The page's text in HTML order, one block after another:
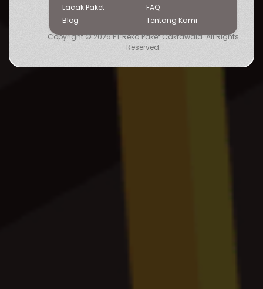
Lacak Paket
FAQ
Blog
Tentang Kami
Copyright © 2026 PT Reka Paket Cakrawala. All Rights
Reserved.